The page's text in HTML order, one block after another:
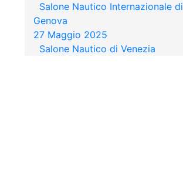
Salone Nautico Internazionale di
Genova
27 Maggio 2025
Salone Nautico di Venezia